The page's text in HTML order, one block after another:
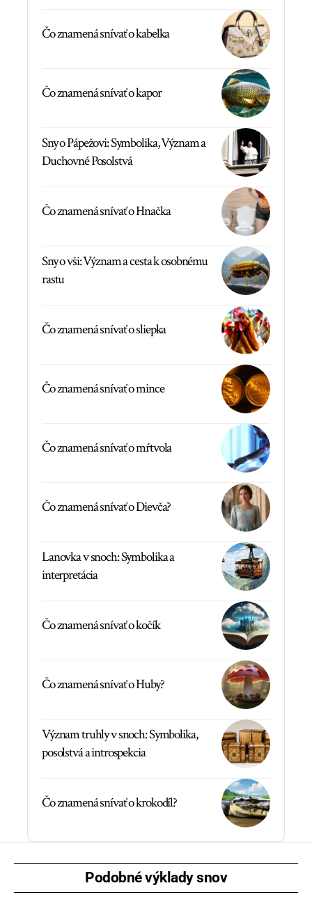
Čo znamená snívať o kabelka
Čo znamená snívať o kapor
Sny o Pápežovi: Symbolika, Význam a
Duchovné Posolstvá
Čo znamená snívať o Hnačka
Sny o vši: Význam a cesta k osobnému
rastu
Čo znamená snívať o sliepka
Čo znamená snívať o mince
Čo znamená snívať o mŕtvola
Čo znamená snívať o Dievča?
Lanovka v snoch: Symbolika a
interpretácia
Čo znamená snívať o kočík
Čo znamená snívať o Huby?
Význam truhly v snoch: Symbolika,
posolstvá a introspekcia
Čo znamená snívať o krokodíl?
Podobné výklady snov